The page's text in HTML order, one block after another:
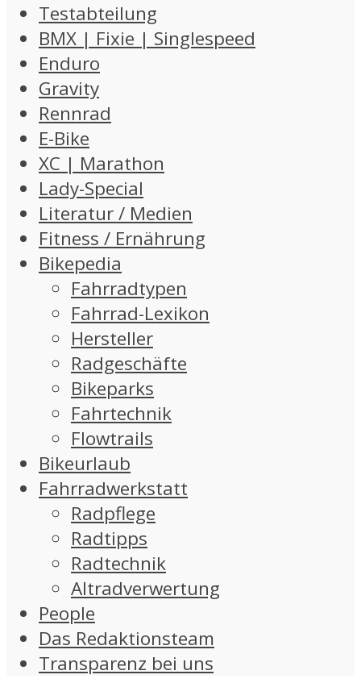
Testabteilung
BMX | Fixie | Singlespeed
Enduro
Gravity
Rennrad
E-Bike
XC | Marathon
Lady-Special
Literatur / Medien
Fitness / Ernährung
Bikepedia
Fahrradtypen
Fahrrad-Lexikon
Hersteller
Radgeschäfte
Bikeparks
Fahrtechnik
Flowtrails
Bikeurlaub
Fahrradwerkstatt
Radpflege
Radtipps
Radtechnik
Altradverwertung
People
Das Redaktionsteam
Transparenz bei uns